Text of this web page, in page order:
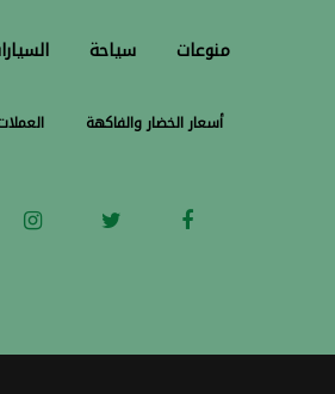
منوعات سياحة
أسعار الخضار والفاكهة